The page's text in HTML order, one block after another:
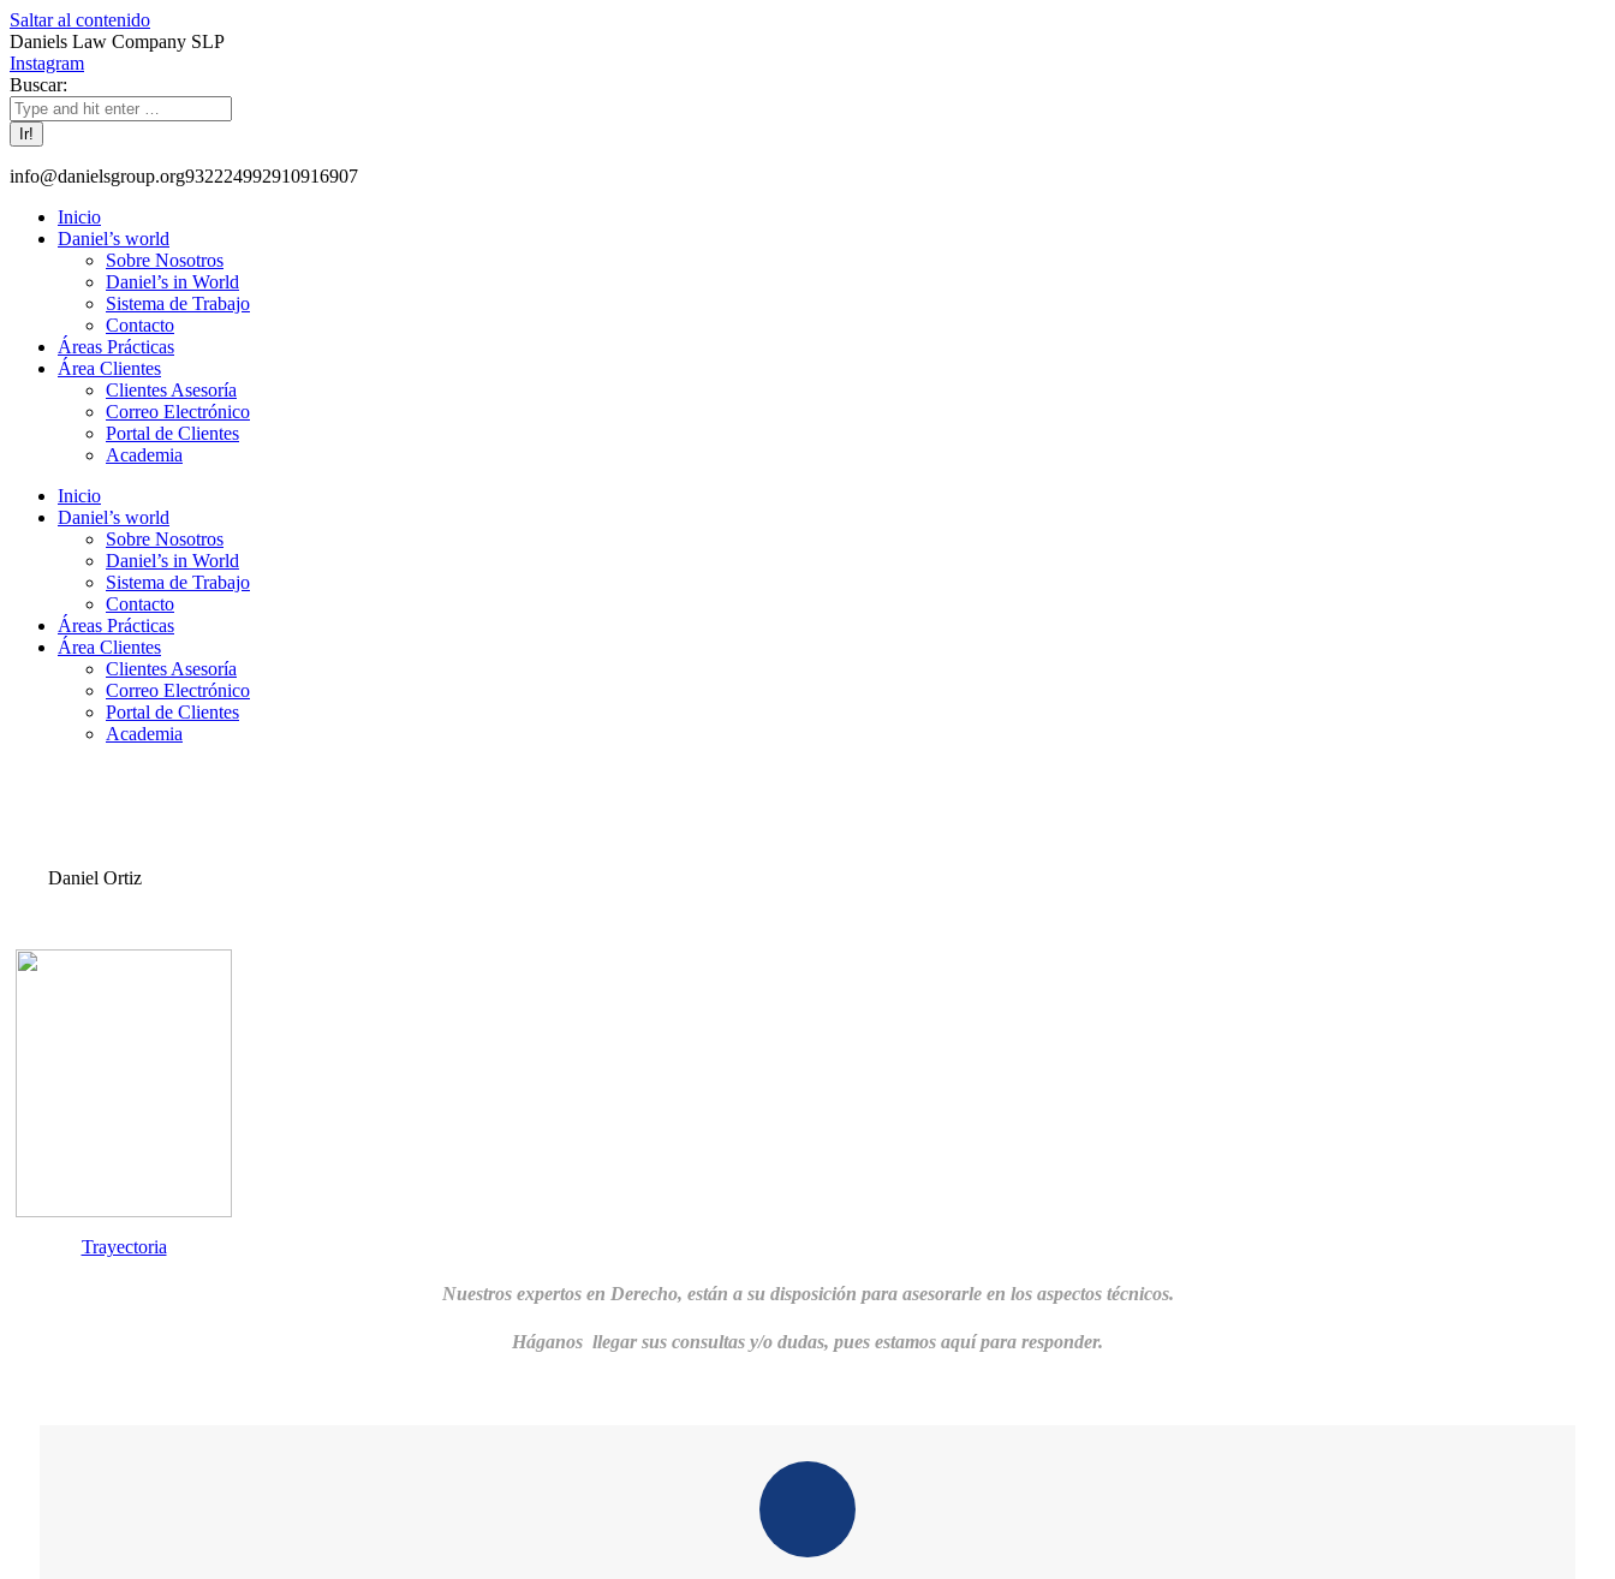
Saltar al contenido
Daniels Law Company SLP
Instagram
Buscar:
info@danielsgroup.org932224992910916907
Inicio
Daniel’s world
Sobre Nosotros
Daniel’s in World
Sistema de Trabajo
Contacto
Áreas Prácticas
Área Clientes
Clientes Asesoría
Correo Electrónico
Portal de Clientes
Academia
Inicio
Daniel’s world
Sobre Nosotros
Daniel’s in World
Sistema de Trabajo
Contacto
Áreas Prácticas
Área Clientes
Clientes Asesoría
Correo Electrónico
Portal de Clientes
Academia
Daniel Ortiz
Trayectoria
Nuestros expertos en Derecho, están a su disposición para asesorarle en los aspectos técnicos.
Háganos llegar sus consultas y/o dudas, pues estamos aquí para responder.